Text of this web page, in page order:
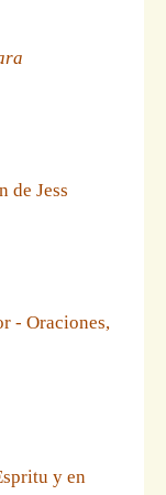
de Jess
- Oraciones,
y en